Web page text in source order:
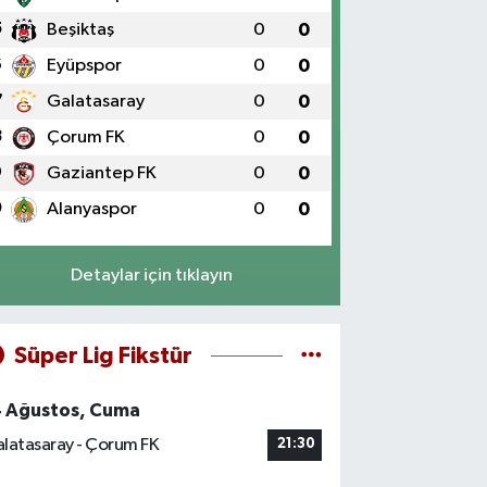
Beşiktaş 0 0
Eyüpspor 0 0
Galatasaray 0 0
Çorum FK 0 0
Gaziantep FK 0 0
Alanyaspor 0 0
Detaylar için tıklayın
Süper Lig Fikstür
Ağustos, Cuma
- Çorum FK
21:30